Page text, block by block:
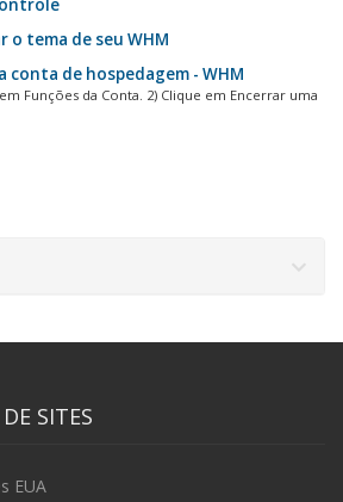
o tema de seu WHM
conta de hospedagem - WHM
Funções da Conta. 2) Clique em Encerrar uma
SITES
EUA